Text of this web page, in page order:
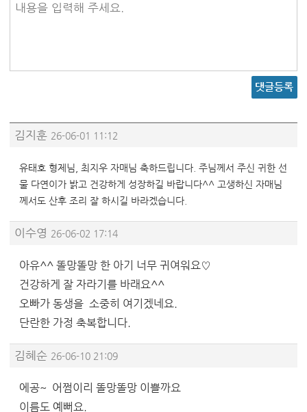
내용을 입력해 주세요.
댓글등록
김지훈 26-06-01 11:12
유태호 형제님, 최지우 자매님 축하드립니다. 주님께서 주신 귀한 선
물 다연이가 밝고 건강하게 성장하길 바랍니다^^ 고생하신 자매님
께서도 산후 조리 잘 하시길 바라겠습니다.
이수영 26-06-02 17:14
아유^^ 똘망똘망 한 아기 너무 귀여워요♡
건강하게 잘 자라기를 바래요^^
오빠가 동생을 소중히 여기겠네요.
단란한 가정 축복합니다.
김혜순 26-06-10 21:09
에공~ 어쩜이리 똘망똘망 이쁠까요
이름도 예뻐요.